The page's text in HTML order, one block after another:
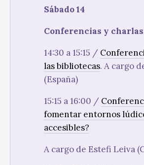
Sábado 14
Conferencias y
14:30 a 15:15 /
las bibliotecas. A cargo
(España)
15:15 a 16:00 /
fomentar entornos
accesibles?
A cargo de Estefi Leiva